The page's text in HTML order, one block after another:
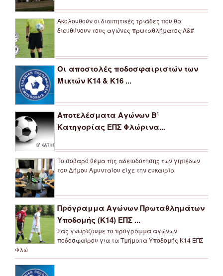
Ακολουθούν οι διαιτητικές τριάδες που θα
διευθύνουν τους αγώνες πρωταθλήματος Α&#
Οι αποστολές ποδοσφαιριστών των
Μικτών Κ14 & Κ16 ...
Αποτελέσματα Αγώνων Β’
Κατηγορίας ΕΠΣ Φλώρινα...
Το σοβαρό θέμα της αδειοδότησης των γηπέδων
του Δήμου Αμυνταίου είχε την ευκαιρία
Πρόγραμμα Αγώνων Πρωταθλημάτων
Υποδομής (Κ14) ΕΠΣ ...
Σας γνωρίζουμε το πρόγραμμα αγώνων
ποδοσφαίρου για τα Τμήματα Υποδομής Κ14 ΕΠΣ
Φλώ